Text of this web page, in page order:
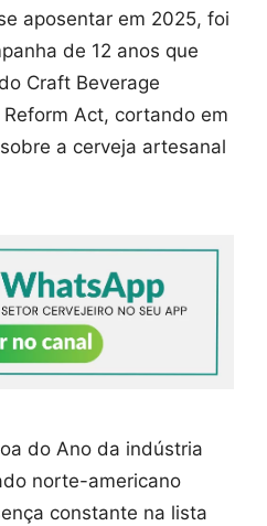
aposentar em 2025, foi
de 12 anos que
Craft Beverage
Act, cortando em
a cerveja artesanal
do Ano da indústria
norte-americano
constante na lista